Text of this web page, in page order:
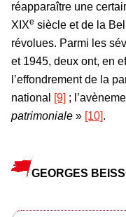
réapparaître une
XIXe siècle et de la
révolues. Parmi les
et 1945, deux ont, en
l’effondrement de la
national
[9] ;
patrimoniale » [10].
GEORGES